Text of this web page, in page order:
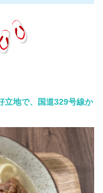
立地で、国道329号線か